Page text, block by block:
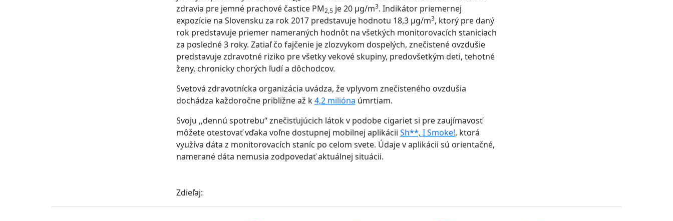
zdravia pre jemné prachové častice PM2,5je 20 μg/m3. Indikátor priemernej
expozície na Slovensku za rok 2017 predstavuje hodnotu 18,3 μg/m3, ktorý pre daný
rok predstavuje priemer nameraných hodnôt na všetkých monitorovacích staniciach
za posledné 3 roky. Zatiaľ čo fajčenie je zlozvykom dospelých, znečistené ovzdušie
predstavuje zdravotné riziko pre všetky vekové skupiny, predovšetkým deti, tehotné
ženy, chronicky chorých ľudí a dôchodcov.
Svetová zdravotnícka organizácia uvádza, že vplyvom znečisteného ovzdušia
dochádza každoročne približne až k4,2 milióna úmrtiam.
Svoju ,,dennú spotrebu‘‘ znečisťujúcich látok v podobe cigariet si pre zaujímavosť
môžete otestovať vďaka voľne dostupnej mobilnej aplikácii Sh**, I Smoke!, ktorá
využíva dáta z monitorovacích staníc po celom svete. Údaje v aplikácii sú orientačné,
namerané dáta nemusia zodpovedať aktuálnej situácii.
Zdieľaj: